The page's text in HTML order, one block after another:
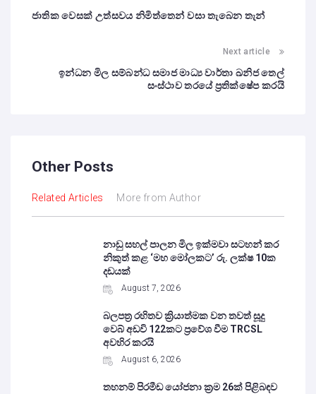
ජාතික වෙසක් උත්සවය නිමිත්තෙන් වසා තැබෙන තැන්
Next article
ඉන්ධන මිල සම්බන්ධ සමාජ මාධ්‍ය වාර්තා ඛනිජ තෙල්
සංස්ථාව තරයේ ප්‍රතික්ෂේප කරයි
Other Posts
Related Articles More from Author
නාඩු සහල් පාලන මිල ඉක්මවා සටහන් කර
නිකුත් කළ ‘මහ මෝලකට’ රු. ලක්ෂ 10ක
දඩයක්
August 7, 2026
බලපත්‍ර රහිතව ක්‍රියාත්මක වන තවත් සූදු
වෙබ් අඩවි 122කට ප්‍රවේශ වීම TRCSL
අවහිර කරයි
August 6, 2026
තහනම් පිරමීඩ යෝජනා ක්‍රම 26ක් පිළිබඳව